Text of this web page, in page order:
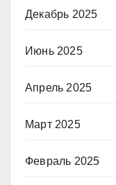
Декабрь 2025
Июнь 2025
Апрель 2025
Март 2025
Февраль 2025